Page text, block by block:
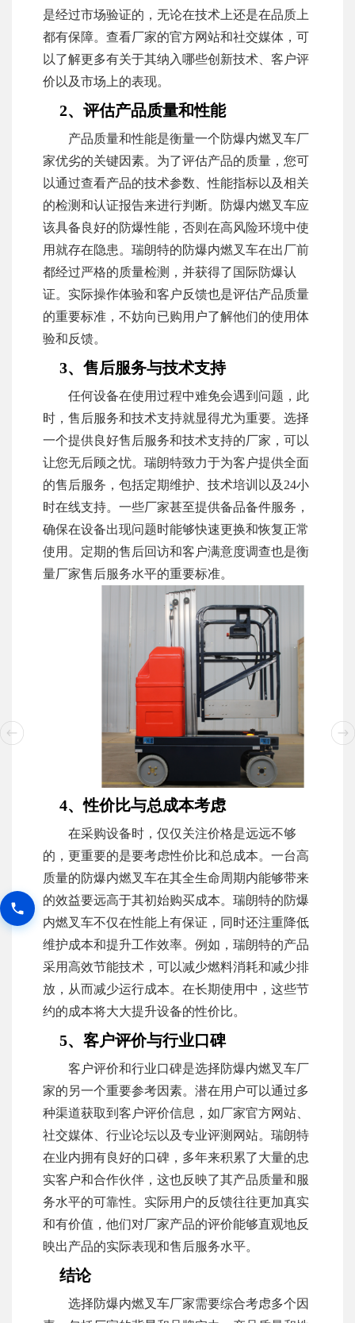
是经过市场验证的，无论在技术上还是在品质上
都有保障。查看厂家的官方网站和社交媒体，可
以了解更多有关于其纳入哪些创新技术、客户评
价以及市场上的表现。
2、评估产品质量和性能
产品质量和性能是衡量一个防爆内燃叉车厂
家优劣的关键因素。为了评估产品的质量，您可
以通过查看产品的技术参数、性能指标以及相关
的检测和认证报告来进行判断。防爆内燃叉车应
该具备良好的防爆性能，否则在高风险环境中使
用就存在隐患。瑞朗特的防爆内燃叉车在出厂前
都经过严格的质量检测，并获得了国际防爆认
证。实际操作体验和客户反馈也是评估产品质量
的重要标准，不妨向已购用户了解他们的使用体
验和反馈。
3、售后服务与技术支持
任何设备在使用过程中难免会遇到问题，此
时，售后服务和技术支持就显得尤为重要。选择
一个提供良好售后服务和技术支持的厂家，可以
让您无后顾之忧。瑞朗特致力于为客户提供全面
的售后服务，包括定期维护、技术培训以及24小
时在线支持。一些厂家甚至提供备品备件服务，
确保在设备出现问题时能够快速更换和恢复正常
使用。定期的售后回访和客户满意度调查也是衡
量厂家售后服务水平的重要标准。
4、性价比与总成本考虑
在采购设备时，仅仅关注价格是远远不够
的，更重要的是要考虑性价比和总成本。一台高
质量的防爆内燃叉车在其全生命周期内能够带来
的效益要远高于其初始购买成本。瑞朗特的防爆
内燃叉车不仅在性能上有保证，同时还注重降低
维护成本和提升工作效率。例如，瑞朗特的产品
采用高效节能技术，可以减少燃料消耗和减少排
放，从而减少运行成本。在长期使用中，这些节
约的成本将大大提升设备的性价比。
5、客户评价与行业口碑
客户评价和行业口碑是选择防爆内燃叉车厂
家的另一个重要参考因素。潜在用户可以通过多
种渠道获取到客户评价信息，如厂家官方网站、
社交媒体、行业论坛以及专业评测网站。瑞朗特
在业内拥有良好的口碑，多年来积累了大量的忠
实客户和合作伙伴，这也反映了其产品质量和服
务水平的可靠性。实际用户的反馈往往更加真实
和有价值，他们对厂家产品的评价能够直观地反
映出产品的实际表现和售后服务水平。
结论
选择防爆内燃叉车厂家需要综合考虑多个因